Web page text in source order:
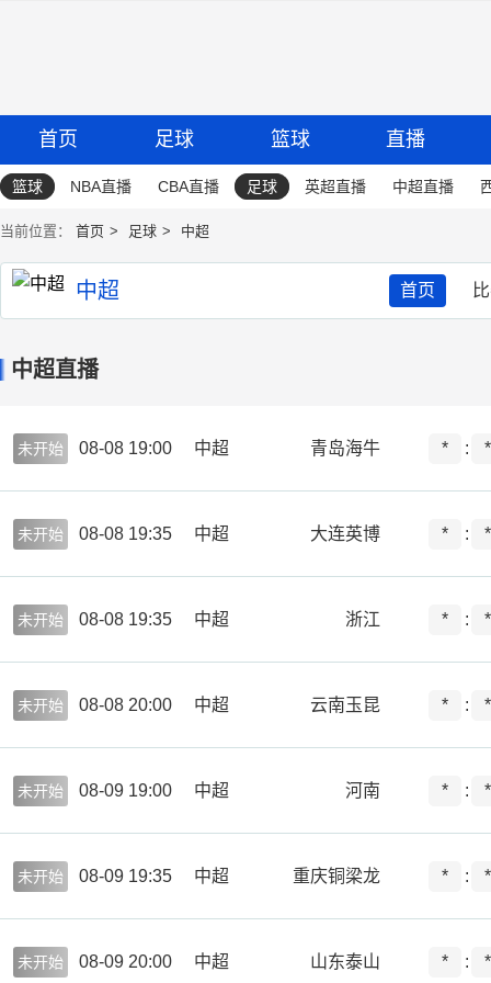
首页 足球 篮球 直播
篮球 NBA直播 CBA直播 足球 英超直播 中超直播
当前位置： 首页 足球 中超
中超 首页
中超直播
未开始 08-08 19:00 中超 青岛海牛 * : *
未开始 08-08 19:35 中超 大连英博 * : *
未开始 08-08 19:35 中超 浙江 * : *
未开始 08-08 20:00 中超 云南玉昆 * : *
未开始 08-09 19:00 中超 河南 * : *
未开始 08-09 19:35 中超 重庆铜梁龙 * : *
未开始 08-09 20:00 中超 山东泰山 * : *